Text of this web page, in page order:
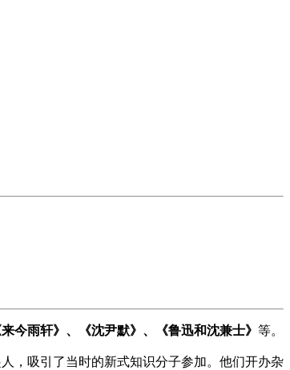
来今雨轩》、《沈尹默》、《鲁迅和沈兼士》 等。
，吸引了当时的新式知识分子参加。他们开办杂